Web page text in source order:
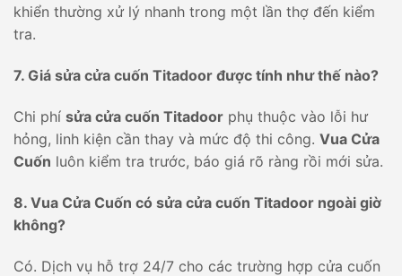
khiển thường xử lý nhanh trong một lần thợ đến kiểm
tra.
7. Giá sửa cửa cuốn Titadoor được tính như thế nào?
Chi phí sửa cửa cuốn Titadoor phụ thuộc vào lỗi hư
hỏng, linh kiện cần thay và mức độ thi công. Vua Cửa
Cuốn luôn kiểm tra trước, báo giá rõ ràng rồi mới sửa.
8. Vua Cửa Cuốn có sửa cửa cuốn Titadoor ngoài giờ
không?
Có. Dịch vụ hỗ trợ 24/7 cho các trường hợp cửa cuốn